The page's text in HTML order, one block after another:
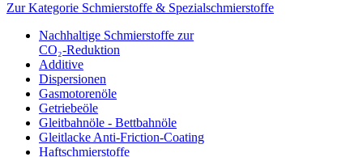
Zur Kategorie Schmierstoffe & Spezialschmierstoffe
Nachhaltige Schmierstoffe zur
CO₂-Reduktion
Additive
Dispersionen
Gasmotorenöle
Getriebeöle
Gleitbahnöle - Bettbahnöle
Gleitlacke Anti-Friction-Coating
Haftschmierstoffe